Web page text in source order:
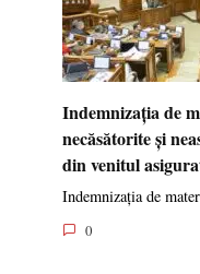
Indemnizația de
necăsătorite și
din venitul
Indemnizația de
0